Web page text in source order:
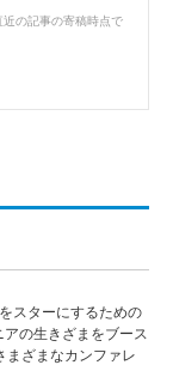
の記事の寄稿時点で
スターにするための
の生きざまをブース
まざまなカンファレ